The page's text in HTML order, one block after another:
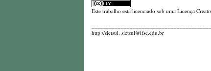
Este trabalho está licenciado sob uma Licença
http://sictsul. sictsul@ifsc.edu.br